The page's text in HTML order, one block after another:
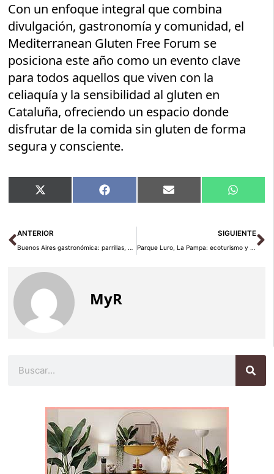
Con un enfoque integral que combina
divulgación, gastronomía y comunidad, el
Mediterranean Gluten Free Forum se
posiciona este año como un evento clave
para todos aquellos que viven con la
celiaquía y la sensibilidad al gluten en
Cataluña, ofreciendo un espacio donde
disfrutar de la comida sin gluten de forma
segura y consciente.
Compartir
en
X
(Twitter)
Compartir
en
Facebook Compartir
en
Email
en
Ant
ANTERIOR
Buenos Aires gastronómica: parrillas, heladerías y mercados
SIGUIENTE
Parque Luro, La Pampa: ecoturismo y ciervos en la llanura
MyR